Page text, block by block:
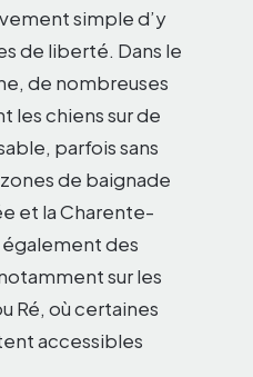
simple d’y
de liberté. Dans le
de nombreuses
les chiens sur de
parfois sans
de baignade
et la Charente-
des
sur les
Ré, où certaines
accessibles